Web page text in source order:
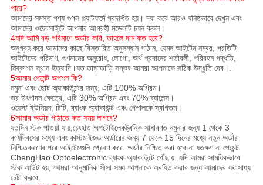
পারে?
আমাদের সমস্ত পণ্য গুগল প্ল্যাটফর্মে প্রদর্শিত হয়। দয়া করে আরও ঘনিষ্ঠভাবে দেখুন এবং
আমাদের ওয়েবসাইটে আপনার আগ্রহী মডেলটি চয়ন করুন।
4যদি আমি বড় পরিমাণে অর্ডার করি, তাহলে দাম কত হবে?
অনুগ্রহ করে আমাদের কাছে বিস্তারিত অনুসন্ধান পাঠান, যেমন আইটেম নম্বর, প্রতিটি
আইটেমের পরিমাণ, গুণমানের অনুরোধ, লোগো, অর্থ প্রদানের শর্তাবলী, পরিবহন পদ্ধতি,
নিষ্কাশন স্থান ইত্যাদি।যত তাড়াতাড়ি সম্ভব আমরা আপনাকে সঠিক উদ্ধৃতি দেব।.
5আমার পেমেন্ট অপশন কি?
নমুনা এবং ছোট অ্যাকাউন্টের জন্য, এটি 100% অগ্রিম।
ভর উৎপাদন ক্ষেত্রে, এটি 30% অগ্রিম এবং 70% ব্যালেন্স।
ওয়েস্ট ইউনিয়ন, টিটি, ব্যাংক অ্যাকাউন্ট এবং পেপালকে স্বাগতম।
6আমার অর্ডার পাঠাতে কত সময় লাগবে?
যতদিন স্টক পাওয়া যায়,চেংহাও অপটোইলেকট্রনিক সাধারণত নমুনার জন্য 1 থেকে 3
কার্যদিবসের মধ্যে এবং কাস্টমাইজড অর্ডারের জন্য 7 থেকে 15 দিনের মধ্যে নতুন অর্ডার
নিশ্চিতকরণের পরে আইটেমগুলি প্রেরণ করে. অর্ডার নিশ্চিত করা হবে না যতক্ষণ না পেমেন্ট
ChengHao Optoelectronic ব্যাংক অ্যাকাউন্টে পৌঁছায়. যদি আমরা সাময়িকভাবে
স্টক আউট হয়, আমরা আনুমানিক সীসা সময় আপনাকে অবহিত করার জন্য আমাদের যথাসাধ্য
চেষ্টা করবে.